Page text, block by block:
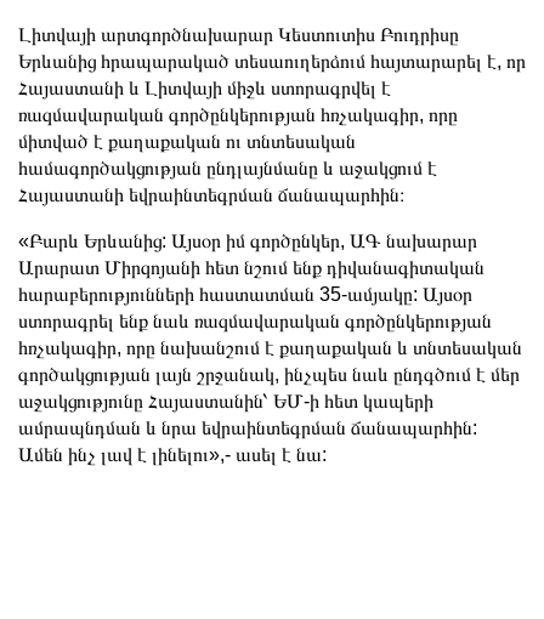
Լիտվայի արտգործնախարար Կեստուտիս Բուդրիսը
Երևանից հրապարակած տեսաուղերձում հայտարարել է, որ
Հայաստանի և Լիտվայի միջև ստորագրվել է
ռազմավարական գործընկերության հռչակագիր, որը
միտված է քաղաքական ու տնտեսական
համագործակցության ընդլայնմանը և աջակցում է
Հայաստանի եվրաինտեգրման ճանապարհին։
«Բարև Երևանից: Այսօր իմ գործընկեր, ԱԳ նախարար
Արարատ Միրզոյանի հետ նշում ենք դիվանագիտական
հարաբերությունների հաստատման 35-ամյակը: Այսօր
ստորագրել ենք նաև ռազմավարական գործընկերության
հռչակագիր, որը նախանշում է քաղաքական և տնտեսական
գործակցության լայն շրջանակ, ինչպես նաև ընդգծում է մեր
աջակցությունը Հայաստանին՝ ԵՄ-ի հետ կապերի
ամրապնդման և նրա եվրաինտեգրման ճանապարհին:
Ամեն ինչ լավ է լինելու»,- ասել է նա: